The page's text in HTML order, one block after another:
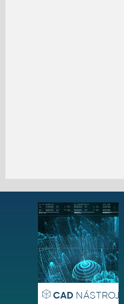
CADNÁSTROJE